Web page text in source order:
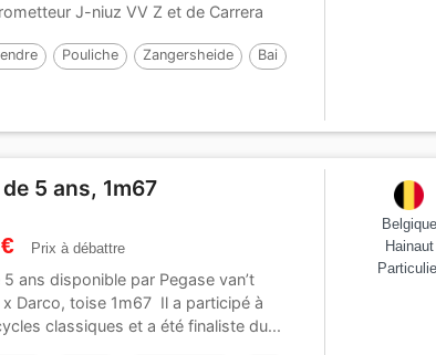
J-niuz VV Z et de Carrera
Pouliche Zangersheide Bai
5 ans, 1m67
Prix à débattre
ans disponible par Pegase van’t
Darco, toise 1m67 Il a participé à
classiques et a été finaliste du...
Belgique
Hainaut